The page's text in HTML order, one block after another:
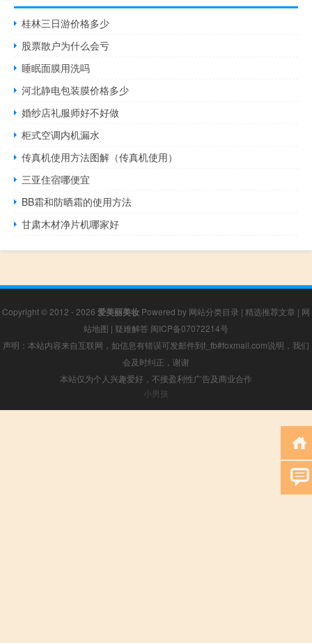
桂林三日游价格多少
股票散户为什么会亏
睡眠面膜用洗吗
河北静电包装膜价格多少
婚纱店礼服师好不好做
柜式空调内机漏水
传真机使用方法图解（传真机使用）
三亚住宿哪便宜
BB霜和防晒霜的使用方法
甘肃木材净片机哪家好
Copyright © 2012 - 2026 爱美丽美妆 Powered by 网站分类目录 | 精选推荐文章 | 网
站地图 | 疑难解答 闽ICP备07072214号
声明：本站内容来自互联网，如信息有错误可发邮件到f_fb#foxmail.com说明，我们
会及时纠正，谢谢
本站仅为个人兴趣爱好，不接盈利性广告及商业合作
小男孩